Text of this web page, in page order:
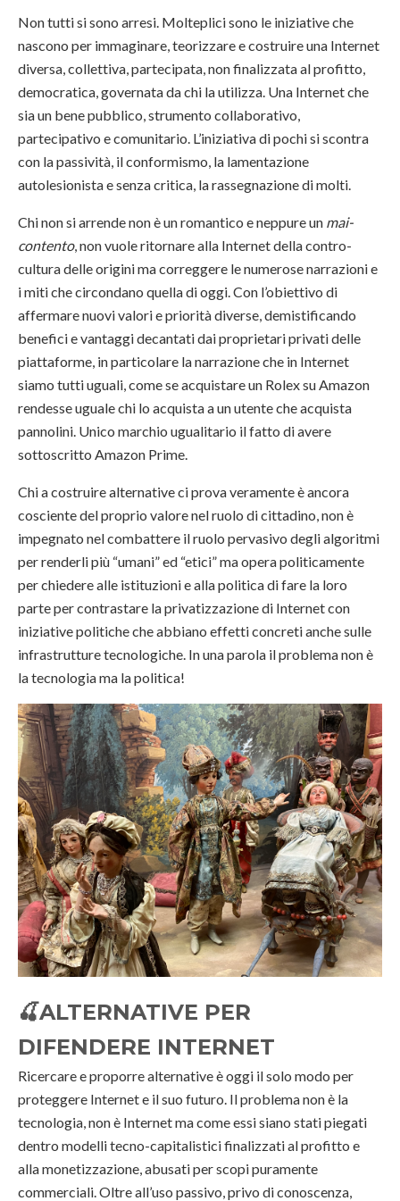
Non tutti si sono arresi. Molteplici sono le iniziative che
nascono per immaginare, teorizzare e costruire una Internet
diversa, collettiva, partecipata, non finalizzata al profitto,
democratica, governata da chi la utilizza. Una Internet che
sia un bene pubblico, strumento collaborativo,
partecipativo e comunitario. L’iniziativa di pochi si scontra
con la passività, il conformismo, la lamentazione
autolesionista e senza critica, la rassegnazione di molti.
Chi non si arrende non è un romantico e neppure un mai-
contento, non vuole ritornare alla Internet della contro-
cultura delle origini ma correggere le numerose narrazioni e
i miti che circondano quella di oggi. Con l’obiettivo di
affermare nuovi valori e priorità diverse, demistificando
benefici e vantaggi decantati dai proprietari privati delle
piattaforme, in particolare la narrazione che in Internet
siamo tutti uguali, come se acquistare un Rolex su Amazon
rendesse uguale chi lo acquista a un utente che acquista
pannolini. Unico marchio ugualitario il fatto di avere
sottoscritto Amazon Prime.
Chi a costruire alternative ci prova veramente è ancora
cosciente del proprio valore nel ruolo di cittadino, non è
impegnato nel combattere il ruolo pervasivo degli algoritmi
per renderli più “umani” ed “etici” ma opera politicamente
per chiedere alle istituzioni e alla politica di fare la loro
parte per contrastare la privatizzazione di Internet con
iniziative politiche che abbiano effetti concreti anche sulle
infrastrutture tecnologiche. In una parola il problema non è
la tecnologia ma la politica!
🍒ALTERNATIVE PER
DIFENDERE INTERNET
Ricercare e proporre alternative è oggi il solo modo per
proteggere Internet e il suo futuro. Il problema non è la
tecnologia, non è Internet ma come essi siano stati piegati
dentro modelli tecno-capitalistici finalizzati al profitto e
alla monetizzazione, abusati per scopi puramente
commerciali. Oltre all’uso passivo, privo di conoscenza,